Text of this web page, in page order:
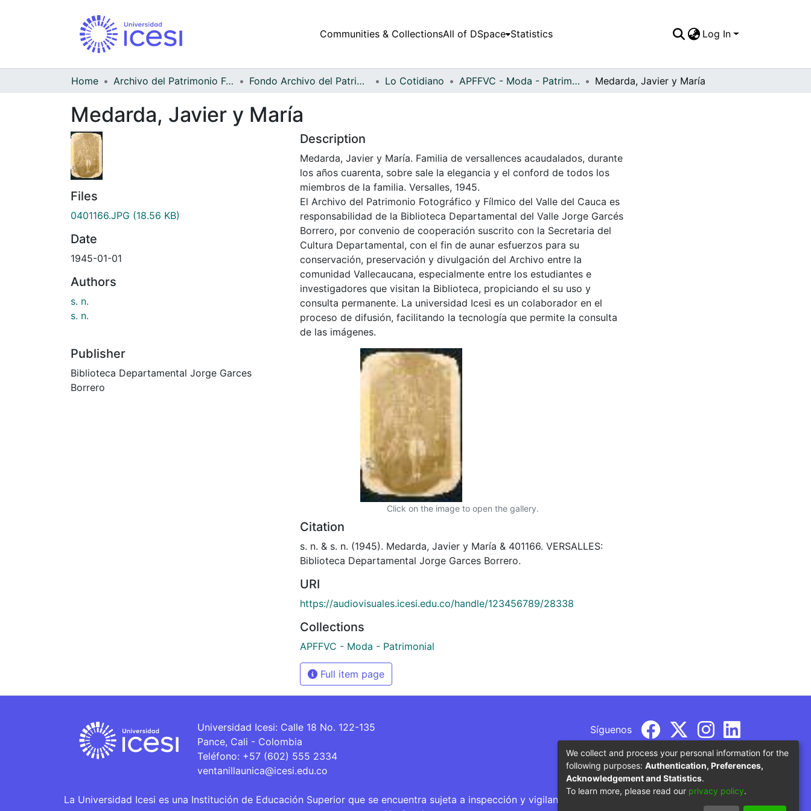
Communities & CollectionsAll of DSpace Statistics Log In
Home Archivo del Patrimonio Fotográfico y Fílmico del Valle del Cauca Fondo Archivo del Patrimonio Fotográfico y Fílmico del Valle del Cauca Lo Cotidiano APFFVC - Moda - Patrimonial Medarda, Javier y María
Medarda, Javier y María
Files
0401166.JPG (18.56 KB)
Date
1945-01-01
Authors
s. n.
s. n.
Publisher
Biblioteca Departamental Jorge Garces
Borrero
Description
Medarda, Javier y María. Familia de versallences acaudalados, durante
los años cuarenta, sobre sale la elegancia y el conford de todos los
miembros de la familia. Versalles, 1945.
El Archivo del Patrimonio Fotográfico y Fílmico del Valle del Cauca es
responsabilidad de la Biblioteca Departamental del Valle Jorge Garcés
Borrero, por convenio de cooperación suscrito con la Secretaria del
Cultura Departamental, con el fin de aunar esfuerzos para su
conservación, preservación y divulgación del Archivo entre la
comunidad Vallecaucana, especialmente entre los estudiantes e
investigadores que visitan la Biblioteca, propiciando el su uso y
consulta permanente. La universidad Icesi es un colaborador en el
proceso de difusión, facilitando la tecnología que permite la consulta
de las imágenes.
Click on the image to open the gallery.
Citation
s. n. & s. n. (1945). Medarda, Javier y María & 401166. VERSALLES:
Biblioteca Departamental Jorge Garces Borrero.
URI
https://audiovisuales.icesi.edu.co/handle/123456789/28338
Collections
APFFVC - Moda - Patrimonial
Full item page
Universidad Icesi: Calle 18 No. 122-135
Pance, Cali - Colombia
Teléfono: +57 (602) 555 2334
ventanillaunica@icesi.edu.co
Síguenos
La Universidad Icesi es una Institución de Educación Superior que se encuentra sujeta a inspección y vigilancia por parte del Ministerio de Educación
We collect and process your personal information for the
following purposes: Authentication, Preferences,
Acknowledgement and Statistics.
To learn more, please read our privacy policy.